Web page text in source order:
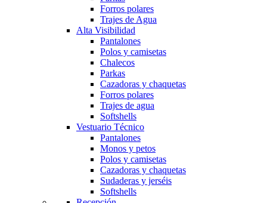
Forros polares
Trajes de Agua
Alta Visibilidad
Pantalones
Polos y camisetas
Chalecos
Parkas
Cazadoras y chaquetas
Forros polares
Trajes de agua
Softshells
Vestuario Técnico
Pantalones
Monos y petos
Polos y camisetas
Cazadoras y chaquetas
Sudaderas y jerséis
Softshells